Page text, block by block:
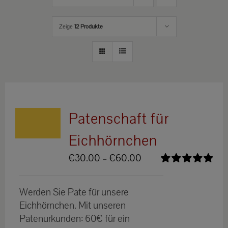
Zeige 12 Produkte
Patenschaft für
Eichhörnchen
€30.00 – €60.00Preisspanne:
Werden Sie Pate für unsere
Eichhörnchen. Mit unseren
Patenurkunden: 60€ für ein